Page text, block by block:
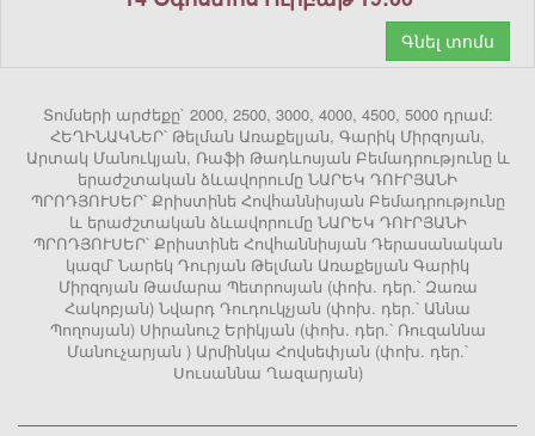
Գնել տոմս
Տոմսերի արժեքը` 2000, 2500, 3000, 4000, 4500, 5000 դրամ:
ՀԵՂԻՆԱԿՆԵՐ՝ Թելման Առաքելյան, Գարիկ Միրզոյան,
Արտակ Մանուկյան, Ռաֆի Թադևոսյան Բեմադրությունը և
երաժշտական ձևավորումը ՆԱՐԵԿ ԴՈՒՐՅԱՆԻ
ՊՐՈԴՅՈՒՍԵՐ՝ Քրիստինե Հովհաննիսյան Բեմադրությունը
և երաժշտական ձևավորումը ՆԱՐԵԿ ԴՈՒՐՅԱՆԻ
ՊՐՈԴՅՈՒՍԵՐ՝ Քրիստինե Հովհաննիսյան Դերասանական
կազմ՝ Նարեկ Դուրյան Թելման Առաքելյան Գարիկ
Միրզոյան Թամարա Պետրոսյան (փոխ. դեր.՝ Զառա
Հակոբյան) Նվարդ Դուդուկչյան (փոխ. դեր.՝ Աննա
Պողոսյան) Սիրանուշ Երիկյան (փոխ. դեր.՝ Ռուզաննա
Մանուչարյան ) Արմինկա Հովսեփյան (փոխ. դեր.՝
Սուսաննա Ղազարյան)